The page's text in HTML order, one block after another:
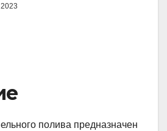
полива предназначен